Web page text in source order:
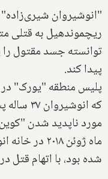
"انوشیروان
ریچموندهیل به قتلی
پیدا کند.
که
ماه ژوئن
شده بود، با اتهام